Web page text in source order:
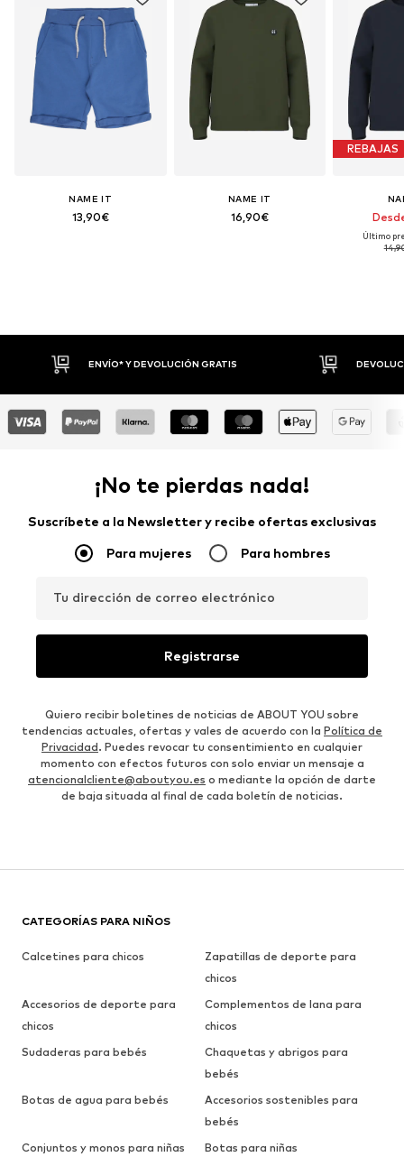
NAME IT
13,90€
NAME IT
16,90€
REBAJAS
Último
ENVÍO* Y DEVOLUCIÓN GRATIS
¡No te pierdas nada!
Suscríbete a la Newsletter y recibe ofertas exclusivas
Para mujeres Para hombres
Tu dirección de correo electrónico
Registrarse
Quiero recibir boletines de noticias de ABOUT YOU sobre
tendencias actuales, ofertas y vales de acuerdo con la Política de
Privacidad. Puedes revocar tu consentimiento en cualquier
momento con efectos futuros con solo enviar un mensaje a
atencionalcliente@aboutyou.es o mediante la opción de darte
de baja situada al final de cada boletín de noticias.
CATEGORÍAS PARA NIÑOS
Calcetines para chicos
Zapatillas de deporte para
chicos
Accesorios de deporte para
chicos
Complementos de lana para
chicos
Sudaderas para bebés
Chaquetas y abrigos para
bebés
Botas de agua para bebés
Accesorios sostenibles para
bebés
Conjuntos y monos para niñas
Botas para niñas